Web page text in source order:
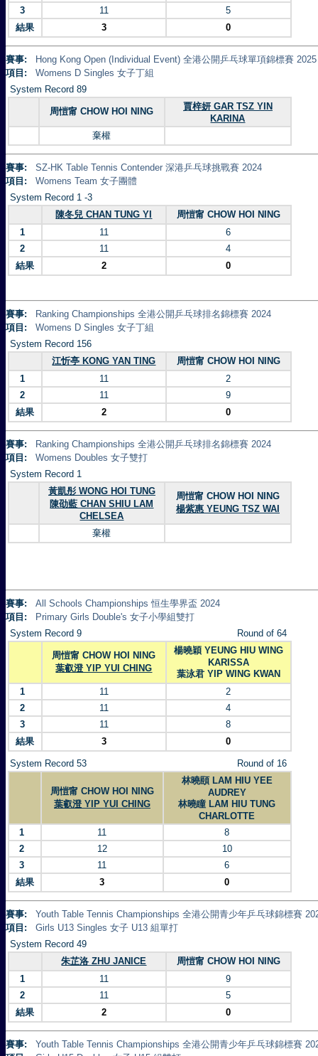
3
11
5
結果
3 0
賽事:
Hong Kong Open (Individual Event) 全港公開乒乓球單項錦標賽 2025
項目:
Womens D Singles 女子丁組
System Record 89
周愷甯 CHOW HOI NING
賈梓妍 GAR TSZ YIN
KARINA
棄權
賽事:
SZ-HK Table Tennis Contender 深港乒乓球挑戰賽 2024
項目:
Womens Team 女子團體
System Record 1 -3
陳冬兒 CHAN TUNG YI
周愷甯 CHOW HOI NING
1
11
6
2
11
4
結果
2 0
賽事:
Ranking Championships 全港公開乒乓球排名錦標賽 2024
項目:
Womens D Singles 女子丁組
System Record 156
江忻亭 KONG YAN TING
周愷甯 CHOW HOI NING
1
11
2
2
11
9
結果
2 0
賽事:
Ranking Championships 全港公開乒乓球排名錦標賽 2024
項目:
Womens Doubles 女子雙打
System Record 1
黃凱彤 WONG HOI TUNG
陳劭藍 CHAN SHIU LAM
CHELSEA
周愷甯 CHOW HOI NING
楊紫惠 YEUNG TSZ WAI
棄權
賽事:
All Schools Championships 恒生學界盃 2024
項目:
Primary Girls Double's 女子小學組雙打
System Record 9
Round of 64
周愷甯 CHOW HOI NING
葉叡澄 YIP YUI CHING
楊曉穎 YEUNG HIU WING
KARISSA
葉泳君 YIP WING KWAN
1
11
2
2
11
4
3
11
8
結果
3 0
System Record 53 Round of 16
周愷甯 CHOW HOI NING
葉叡澄 YIP YUI CHING
林曉頤 LAM HIU YEE
AUDREY
林曉瞳 LAM HIU TUNG
CHARLOTTE
1
11
8
2
12
10
3
11
6
結果
3 0
賽事:
Youth Table Tennis Championships 全港公開青少年乒乓球錦標賽
項目:
Girls U13 Singles 女子 U13 組單打
System Record 49
朱芷洛 ZHU JANICE
周愷甯 CHOW HOI NING
1
11
9
2
11
5
結果
2 0
賽事:
Youth Table Tennis Championships 全港公開青少年乒乓球錦標賽